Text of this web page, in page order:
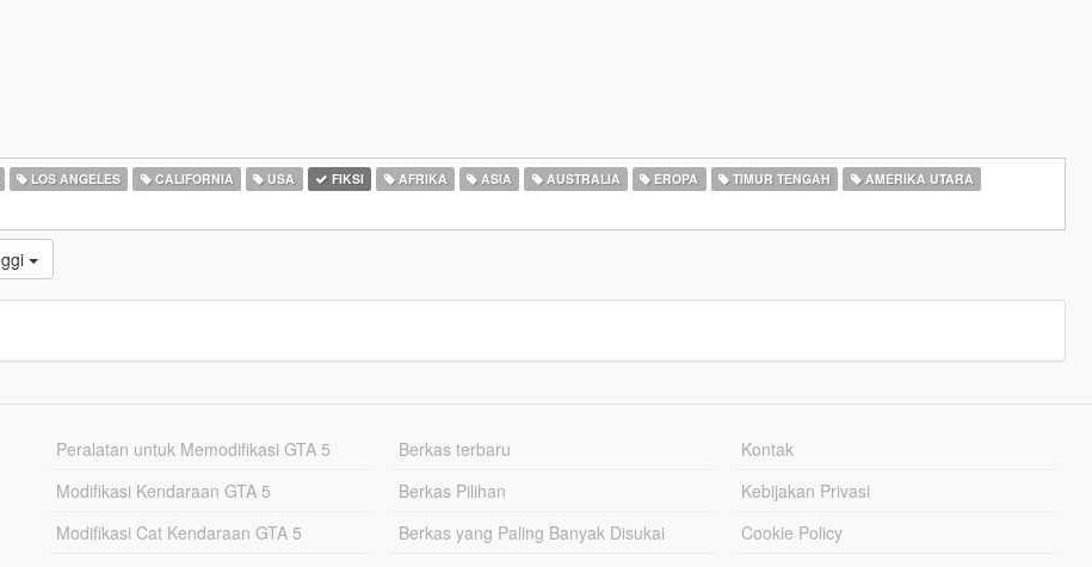
LOS ANGELES CALIFORNIA USA FIKSI AFRIKA ASIA AUSTRALIA EROPA TIMUR TENGAH
AMERIKA UTARA
Peralatan untuk Memodifikasi GTA 5
Modifikasi Kendaraan GTA 5
Modifikasi Cat Kendaraan GTA 5
Berkas terbaru
Berkas Pilihan
Berkas yang Paling Banyak Disukai
Kontak
Kebijakan Privasi
Cookie Policy